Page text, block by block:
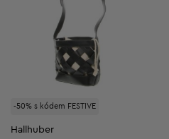
-50% s kódem FESTIVE
Hallhuber